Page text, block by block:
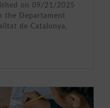
on 09/21/2025
the Departament
de Catalunya,